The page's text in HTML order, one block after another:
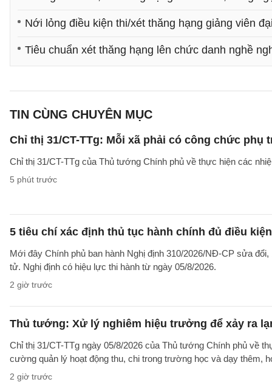
Nới lỏng điều kiện thi/xét thăng hạng giảng viên
Tiêu chuẩn xét thăng hạng lên chức danh nghề
TIN CÙNG CHUYÊN MỤC
Chỉ thị 31/CT-TTg: Mỗi xã phải có công chức phụ
Chỉ thị 31/CT-TTg của Thủ tướng Chính phủ về thực hiện các
5 phút trước
5 tiêu chí xác định thủ tục hành chính đủ điều
Mới đây Chính phủ ban hành Nghị định 310/2026/NĐ-CP sửa
tử. Nghị định có hiệu lực thi hành từ ngày 05/8/2026.
2 giờ trước
Thủ tướng: Xử lý nghiêm hiệu trưởng để xảy ra
Chỉ thị 31/CT-TTg ngày 05/8/2026 của Thủ tướng Chính phủ về
cường quản lý hoạt động thu, chi trong trường học và dạy thêm,
2 giờ trước